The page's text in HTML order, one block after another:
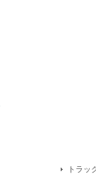
トラ